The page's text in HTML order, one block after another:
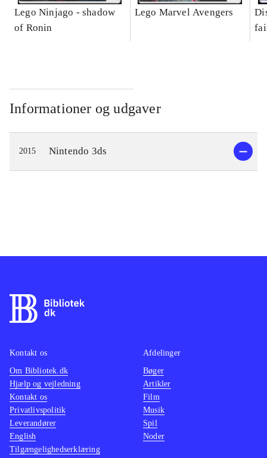
Lego Ninjago - shadow
of Ronin
Lego Marvel Avengers
Informationer og udgaver
2015 Nintendo 3ds
Kontakt os
Om Bibliotek.dk
Hjælp og vejledning
Kontakt os
Privatlivspolitik
Leverandører
English
Tilgængelighedserklæring
Afdelinger
Bøger
Artikler
Film
Musik
Spil
Noder